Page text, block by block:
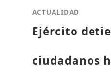
ACTUALIDAD
Ejército
ciudadanos